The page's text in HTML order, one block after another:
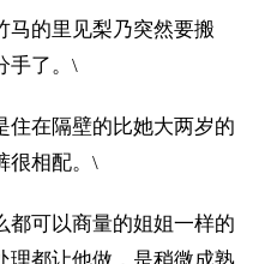
马的里见梨乃突然要搬
手了。\
住在隔壁的比她大两岁的
很相配。\
都可以商量的姐姐一样的